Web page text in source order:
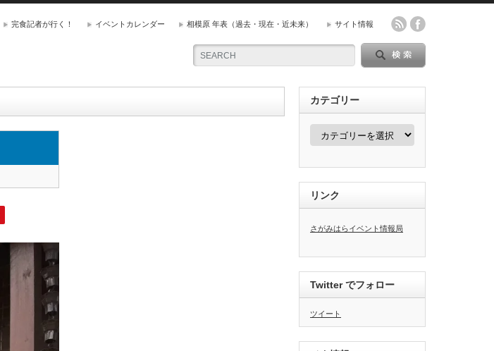
完食記者が行く！ イベントカレンダー 相模原 年表（過去・現在・近未来） サイト情報
カテゴリー
カ
ー
リンク
さがみはらイベント情報局
Twitter でフォロー
ツイート